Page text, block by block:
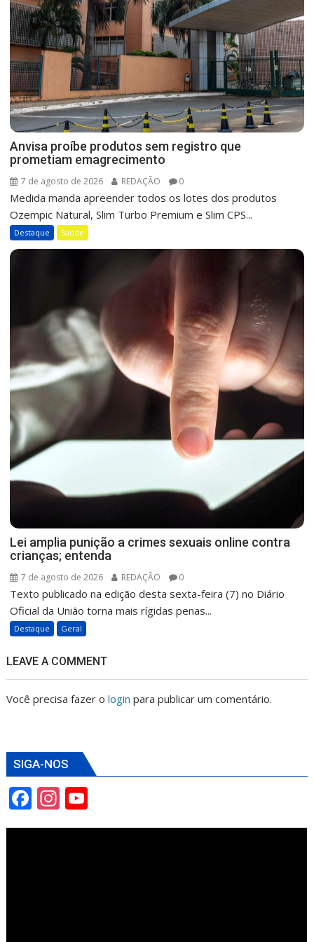
Anvisa proíbe produtos sem registro que
prometiam emagrecimento
7 de agosto de 2026 REDAÇÃO 0
Medida manda apreender todos os lotes dos produtos
Ozempic Natural, Slim Turbo Premium e Slim CPS...
Destaque Saúde
Lei amplia punição a crimes sexuais online contra
crianças; entenda
7 de agosto de 2026 REDAÇÃO 0
Texto publicado na edição desta sexta-feira (7) no Diário
Oficial da União torna mais rígidas penas...
Destaque Geral
LEAVE A COMMENT
Você precisa fazer ologin para publicar um comentário.
SIGA-NOS
F
ac
In
st o